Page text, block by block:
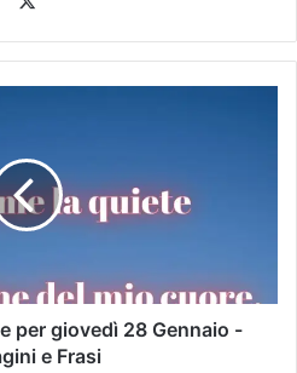
per giovedì 28 Gennaio -
e Frasi